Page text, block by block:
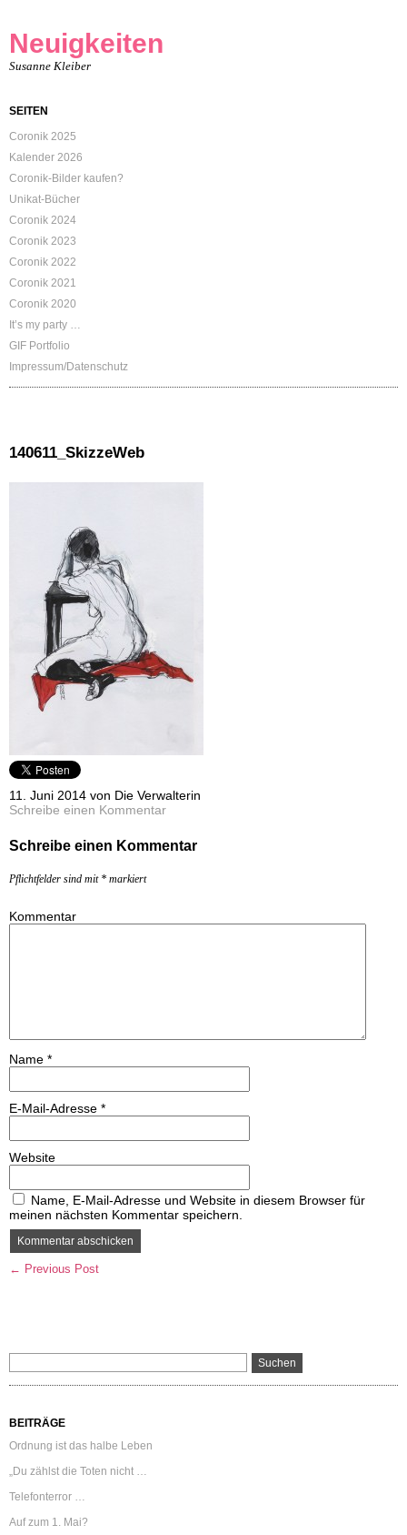
Neuigkeiten
Susanne Kleiber
SEITEN
Coronik 2025
Kalender 2026
Coronik-Bilder kaufen?
Unikat-Bücher
Coronik 2024
Coronik 2023
Coronik 2022
Coronik 2021
Coronik 2020
It’s my party …
GIF Portfolio
Impressum/Datenschutz
140611_SkizzeWeb
11. Juni 2014 von Die Verwalterin
Schreibe einen Kommentar
Schreibe einen Kommentar
Pflichtfelder sind mit * markiert
Kommentar
Name *
E-Mail-Adresse *
Website
Name, E-Mail-Adresse und Website in diesem Browser für
meinen nächsten Kommentar speichern.
← Previous Post
BEITRÄGE
Ordnung ist das halbe Leben
„Du zählst die Toten nicht …
Telefonterror …
Auf zum 1. Mai?